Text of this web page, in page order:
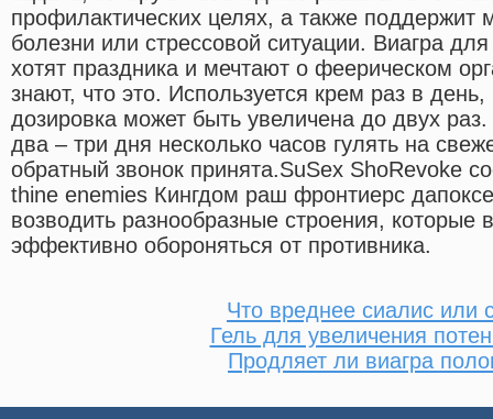
профилактических целях, а также поддержит
болезни или стрессовой ситуации. Виагра
хотят праздника и мечтают о феерическом
знают, что это. Используется крем раз в
дозировка может быть увеличена до двух
два – три дня несколько часов гулять на
обратный звонок принята.SuSex ShoRevoke
thine enemies Кингдом раш фронтиерс
возводить разнообразные строения, которые
эффективно обороняться от противника.
Что вреднее сиалис или
Гель для увеличения
Продляет ли виагра